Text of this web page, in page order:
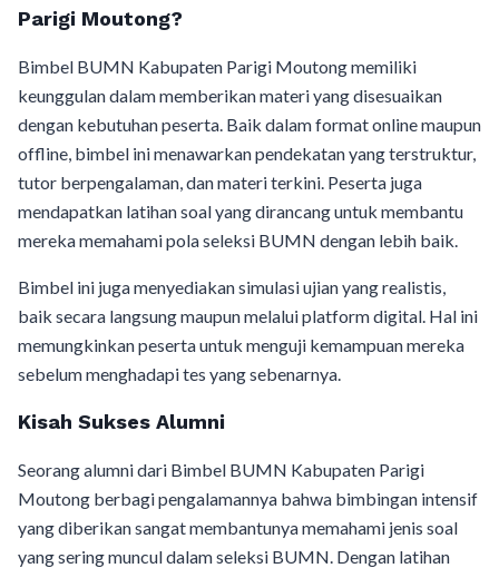
Parigi Moutong?
Bimbel BUMN Kabupaten Parigi Moutong memiliki
keunggulan dalam memberikan materi yang disesuaikan
dengan kebutuhan peserta. Baik dalam format online maupun
offline, bimbel ini menawarkan pendekatan yang terstruktur,
tutor berpengalaman, dan materi terkini. Peserta juga
mendapatkan latihan soal yang dirancang untuk membantu
mereka memahami pola seleksi BUMN dengan lebih baik.
Bimbel ini juga menyediakan simulasi ujian yang realistis,
baik secara langsung maupun melalui platform digital. Hal ini
memungkinkan peserta untuk menguji kemampuan mereka
sebelum menghadapi tes yang sebenarnya.
Kisah Sukses Alumni
Seorang alumni dari Bimbel BUMN Kabupaten Parigi
Moutong berbagi pengalamannya bahwa bimbingan intensif
yang diberikan sangat membantunya memahami jenis soal
yang sering muncul dalam seleksi BUMN. Dengan latihan